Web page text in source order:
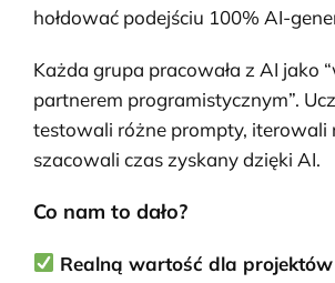
hołdować podejściu 100% AI-
Każda grupa pracowała z AI jako
partnerem programistycznym”.
testowali różne prompty, iterowali
szacowali czas zyskany dzięki AI.
Co nam to dało?
Realną wartość dla projektów